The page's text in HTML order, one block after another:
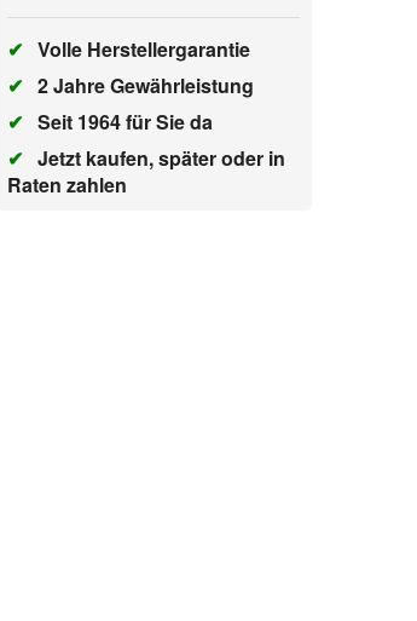
✔ Volle Herstellergarantie
✔ 2 Jahre Gewährleistung
✔ Seit 1964 für Sie da
✔ Jetzt kaufen, später oder in
Raten zahlen